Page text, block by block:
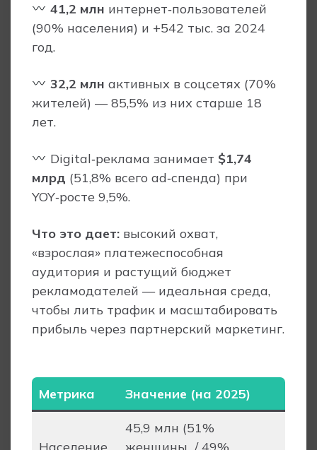
41,2 млн интернет‑пользователей
(90% населения) и +542 тыс. за 2024
год.
32,2 млн активных в соцсетях (70%
жителей) — 85,5% из них старше 18
лет.
Digital‑реклама занимает $1,74
млрд (51,8% всего ad‑спенда) при
YOY‑росте 9,5%.
Что это дает: высокий охват,
«взрослая» платежеспособная
аудитория и растущий бюджет
рекламодателей — идеальная среда,
чтобы лить трафик и масштабировать
прибыль через партнерский маркетинг.
Метрика Значение (на 2025)
45,9 млн (51%